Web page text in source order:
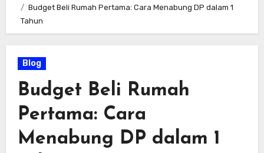
Budget Beli Rumah Pertama: Cara Menabung DP dalam 1
Tahun
Blog
Budget Beli Rumah
Pertama: Cara
Menabung DP dalam 1